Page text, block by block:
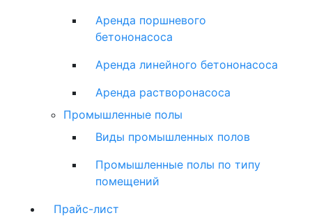
Аренда поршневого
бетононасоса
Аренда линейного бетононасоса
Аренда растворонасоса
Промышленные полы
Виды промышленных полов
Промышленные полы по типу
помещений
Прайс-лист